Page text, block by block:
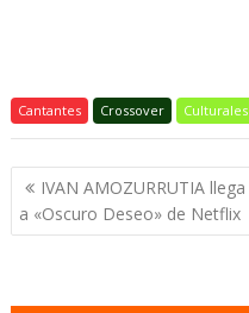
Cantantes Crossover Culturales
Navegación
de
entradas
IVAN AMOZURRUTIA llega
a «Oscuro Deseo» de Netflix